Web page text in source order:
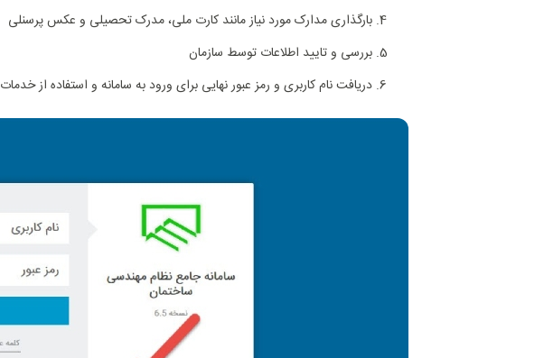
بارگذاری مدارک مورد نیاز مانند کارت ملی، مدرک تحصیلی و عکس پرسنلی
بررسی و تایید اطلاعات توسط سازمان
دریافت نام کاربری و رمز عبور نهایی برای ورود به سامانه و استفاده از خدمات